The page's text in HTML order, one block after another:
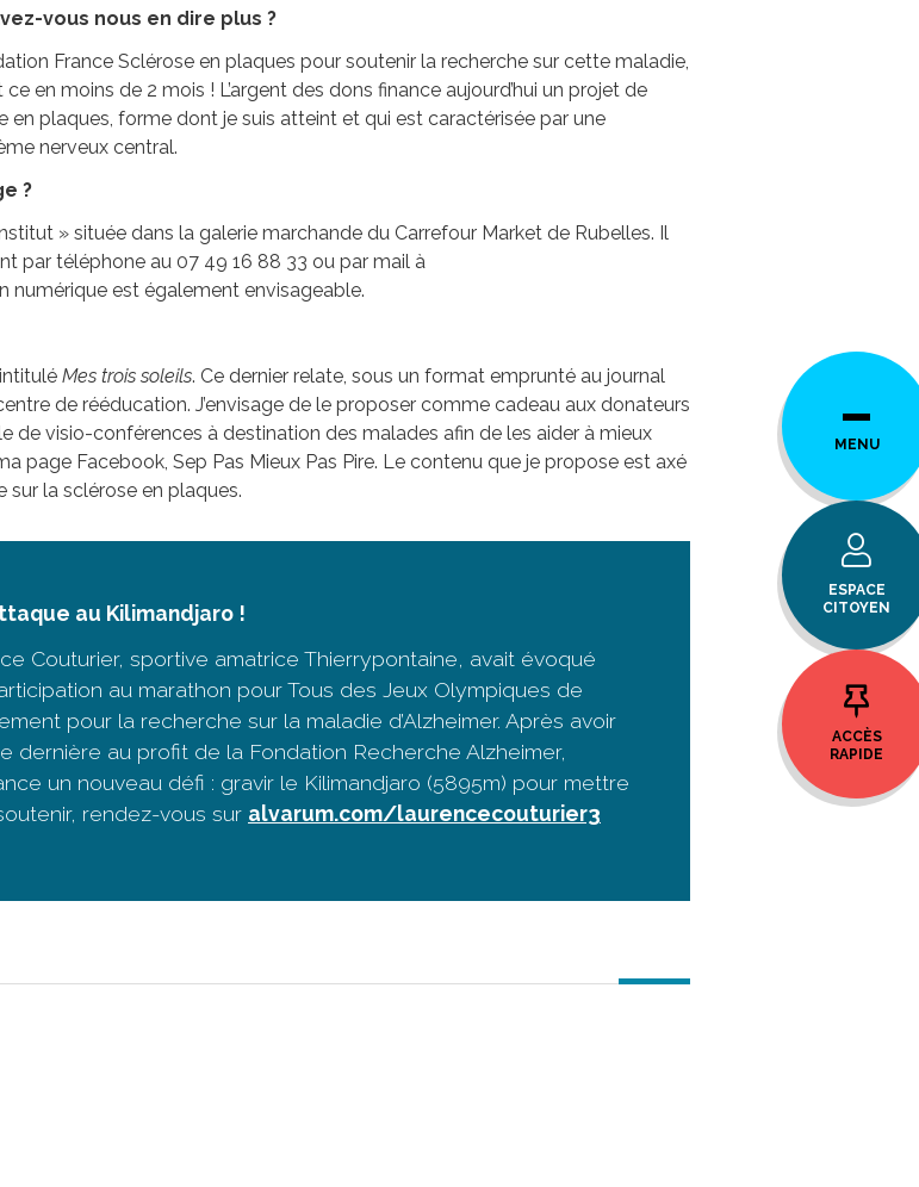
vous nous en dire plus ?
France Sclérose en plaques pour soutenir la recherche sur cette maladie,
en moins de 2 mois ! L’argent des dons finance aujourd’hui un projet de
plaques, forme dont je suis atteint et qui est caractérisée par une
nerveux central.
?
» située dans la galerie marchande du Carrefour Market de Rubelles. Il
par téléphone au 07 49 16 88 33 ou par mail à
numérique est également envisageable.
Mes trois soleils. Ce dernier relate, sous un format emprunté au journal
de rééducation. J’envisage de le proposer comme cadeau aux donateurs
de visio-conférences à destination des malades afin de les aider à mieux
page Facebook, Sep Pas Mieux Pas Pire. Le contenu que je propose est axé
sur la sclérose en plaques.
au Kilimandjaro !
Couturier, sportive amatrice Thierrypontaine, avait évoqué
au marathon pour Tous des Jeux Olympiques de
pour la recherche sur la maladie d’Alzheimer. Après avoir
dernière au profit de la Fondation Recherche Alzheimer,
un nouveau défi : gravir le Kilimandjaro (5895m) pour mettre
rendez-vous sur alvarum.com/laurencecouturier3
MENU
ESPACE
CITOYEN
ACCÈS
RAPIDE